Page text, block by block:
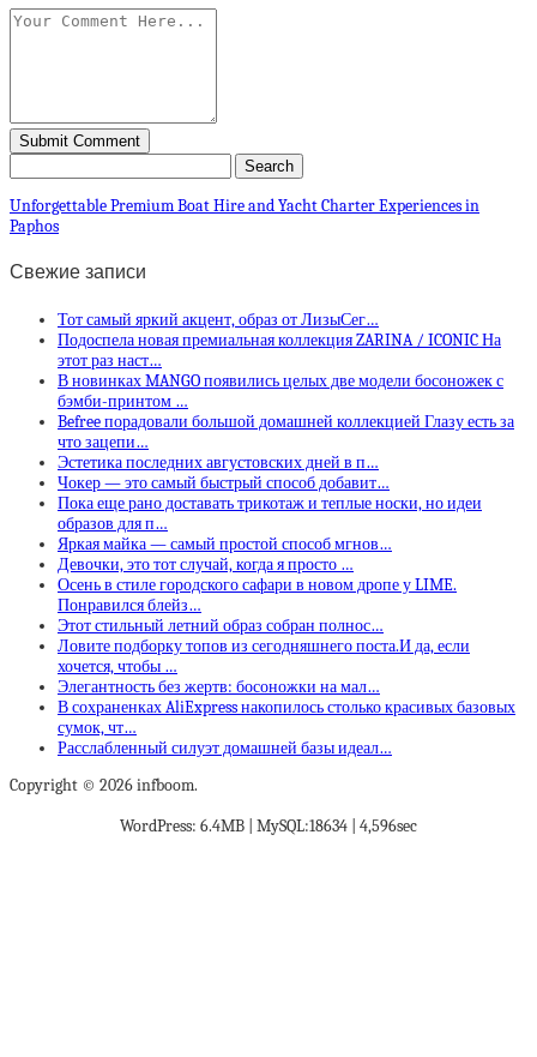
Unforgettable Premium Boat Hire and Yacht Charter Experiences in
Paphos
Свежие записи
Тот самый яркий акцент, образ от ЛизыСег…
Подоспела новая премиальная коллекция ZARINA / ICONIC На
этот раз наст…
В новинках MANGO появились целых две модели босоножек с
бэмби-принтом …
Befree порадовали большой домашней коллекцией Глазу есть за
что зацепи…
Эстетика последних августовских дней в п…
Чокер — это самый быстрый способ добавит…
Пока еще рано доставать трикотаж и теплые носки, но идеи
образов для п…
Яркая майка — самый простой способ мгнов…
Девочки, это тот случай, когда я просто …
Осень в стиле городского сафари в новом дропе у LIME.
Понравился блейз…
Этот стильный летний образ собран полнос…
Ловите подборку топов из сегодняшнего поста.И да, если
хочется, чтобы …
Элегантность без жертв: босоножки на мал…
В сохраненках AliExpress накопилось столько красивых базовых
сумок, чт…
Расслабленный силуэт домашней базы идеал…
Copyright © 2026 infboom.
WordPress: 6.4MB | MySQL:18634 | 4,596sec